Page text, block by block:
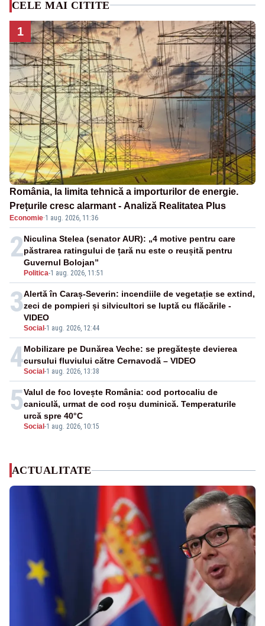
CELE MAI CITITE
1
România, la limita tehnică a importurilor de energie.
Prețurile cresc alarmant - Analiză Realitatea Plus
Economie·1 aug. 2026, 11:36
2
Politica-1 aug. 2026, 11:51
Niculina Stelea (senator AUR): „4 motive pentru care
păstrarea ratingului de țară nu este o reușită pentru
Guvernul Bolojan”
3
Social -1 aug. 2026, 12:44
Alertă în Caraș-Severin: incendiile de vegetație se extind,
zeci de pompieri și silvicultori se luptă cu flăcările -
VIDEO
4Social -1 aug. 2026, 13:38
Mobilizare pe Dunărea Veche: se pregătește devierea
cursului fluviului către Cernavodă – VIDEO
5
Social -1 aug. 2026, 10:15
Valul de foc lovește România: cod portocaliu de
caniculă, urmat de cod roșu duminică. Temperaturile
urcă spre 40°C
ACTUALITATE